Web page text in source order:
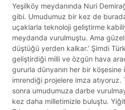
Yeşilköy meydanında Nuri
gibi. Umudumuz bir kez de burada
uçaklarla teknoloji geliştirme
meydanda vurulmuştu. Ama
düştüğü yerden kalkar.’ Şimdi
geliştirdiği milli ve özgün hava
gururla dünyanın her bir köşesine
imrendiği projelere imza atıyoruz.
sonra umudumuza darbe
kez daha milletimizle buluştu.